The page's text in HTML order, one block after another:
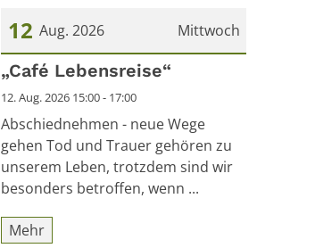
Mittwoch
12 Aug. 2026
Datum: 12. August 2026
„Café Lebensreise“
12. Aug. 2026 15:00 - 17:00
Abschiednehmen - neue Wege
gehen Tod und Trauer gehören zu
unserem Leben, trotzdem sind wir
besonders betroffen, wenn ...
Mehr